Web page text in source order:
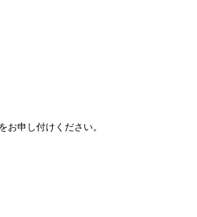
申し付けください。